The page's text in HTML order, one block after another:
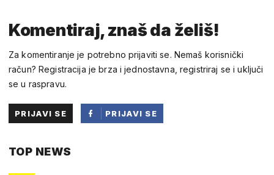
Komentiraj, znaš da želiš!
Za komentiranje je potrebno prijaviti se. Nemaš korisnički
račun? Registracija je brza i jednostavna, registriraj se i uključi
se u raspravu.
PRIJAVI SE
PRIJAVI SE
TOP NEWS